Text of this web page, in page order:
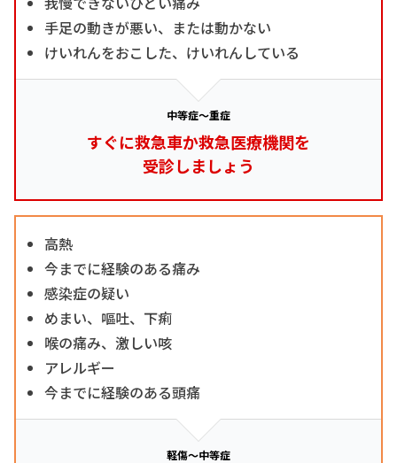
手足の動きが悪い、または動かない
けいれんをおこした、けいれんしている
中等症～重症
すぐに救急車か救急医療機関を
受診しましょう
高熱
今までに経験のある痛み
感染症の疑い
めまい、嘔吐、下痢
喉の痛み、激しい咳
アレルギー
今までに経験のある頭痛
軽傷～中等症